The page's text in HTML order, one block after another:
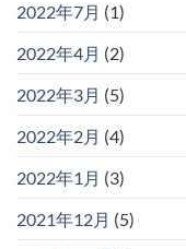
2022年7月 (1)
2022年4月 (2)
2022年3月 (5)
2022年2月 (4)
2022年1月 (3)
2021年12月 (5)